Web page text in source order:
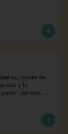
toques de
azul y la
serrano.